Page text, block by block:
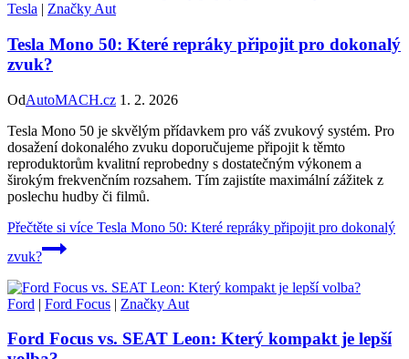
Tesla | Značky Aut
Tesla Mono 50: Které repráky připojit pro dokonalý
zvuk?
OdAutoMACH.cz 1. 2. 2026
Tesla Mono 50 je skvělým přídavkem pro váš zvukový systém. Pro
dosažení dokonalého zvuku doporučujeme připojit k těmto
reproduktorům kvalitní reprobedny s dostatečným výkonem a
širokým frekvenčním rozsahem. Tím zajistíte maximální zážitek z
poslechu hudby či filmů.
Přečtěte si více Tesla Mono 50: Které repráky připojit pro dokonalý
zvuk?
Ford | Ford Focus | Značky Aut
Ford Focus vs. SEAT Leon: Který kompakt je lepší